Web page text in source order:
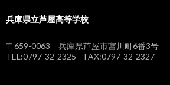
兵庫県立芦屋高等学校
〒659-0063 兵庫県芦屋市宮川町6番3号
TEL:0797-32-2325 FAX:0797-32-2327